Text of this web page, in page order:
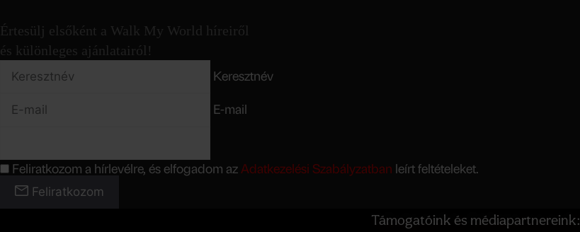
Értesülj elsőként a Walk My World híreiről
és különleges ajánlatairól!
Keresztnév
E-mail
Feliratkozom a hírlevélre, és elfogadom az Adatkezelési Szabályzatban leírt feltételeket.
Feliratkozom
Támogatóink és médiapartnereink: